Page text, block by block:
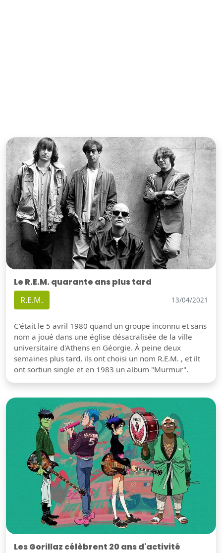
Le R.E.M. quarante ans plus tard
R.E.M. 13/04/2021
C'était le 5 avril 1980 quand un groupe inconnu et sans
nom a joué dans une église désacralisée de la ville
universitaire d'Athens en Géorgie. À peine deux
semaines plus tard, ils ont choisi un nom R.E.M. , et ilt
ont sortiun single et en 1983 un album "Murmur".
Les Gorillaz célèbrent 20 ans d'activité